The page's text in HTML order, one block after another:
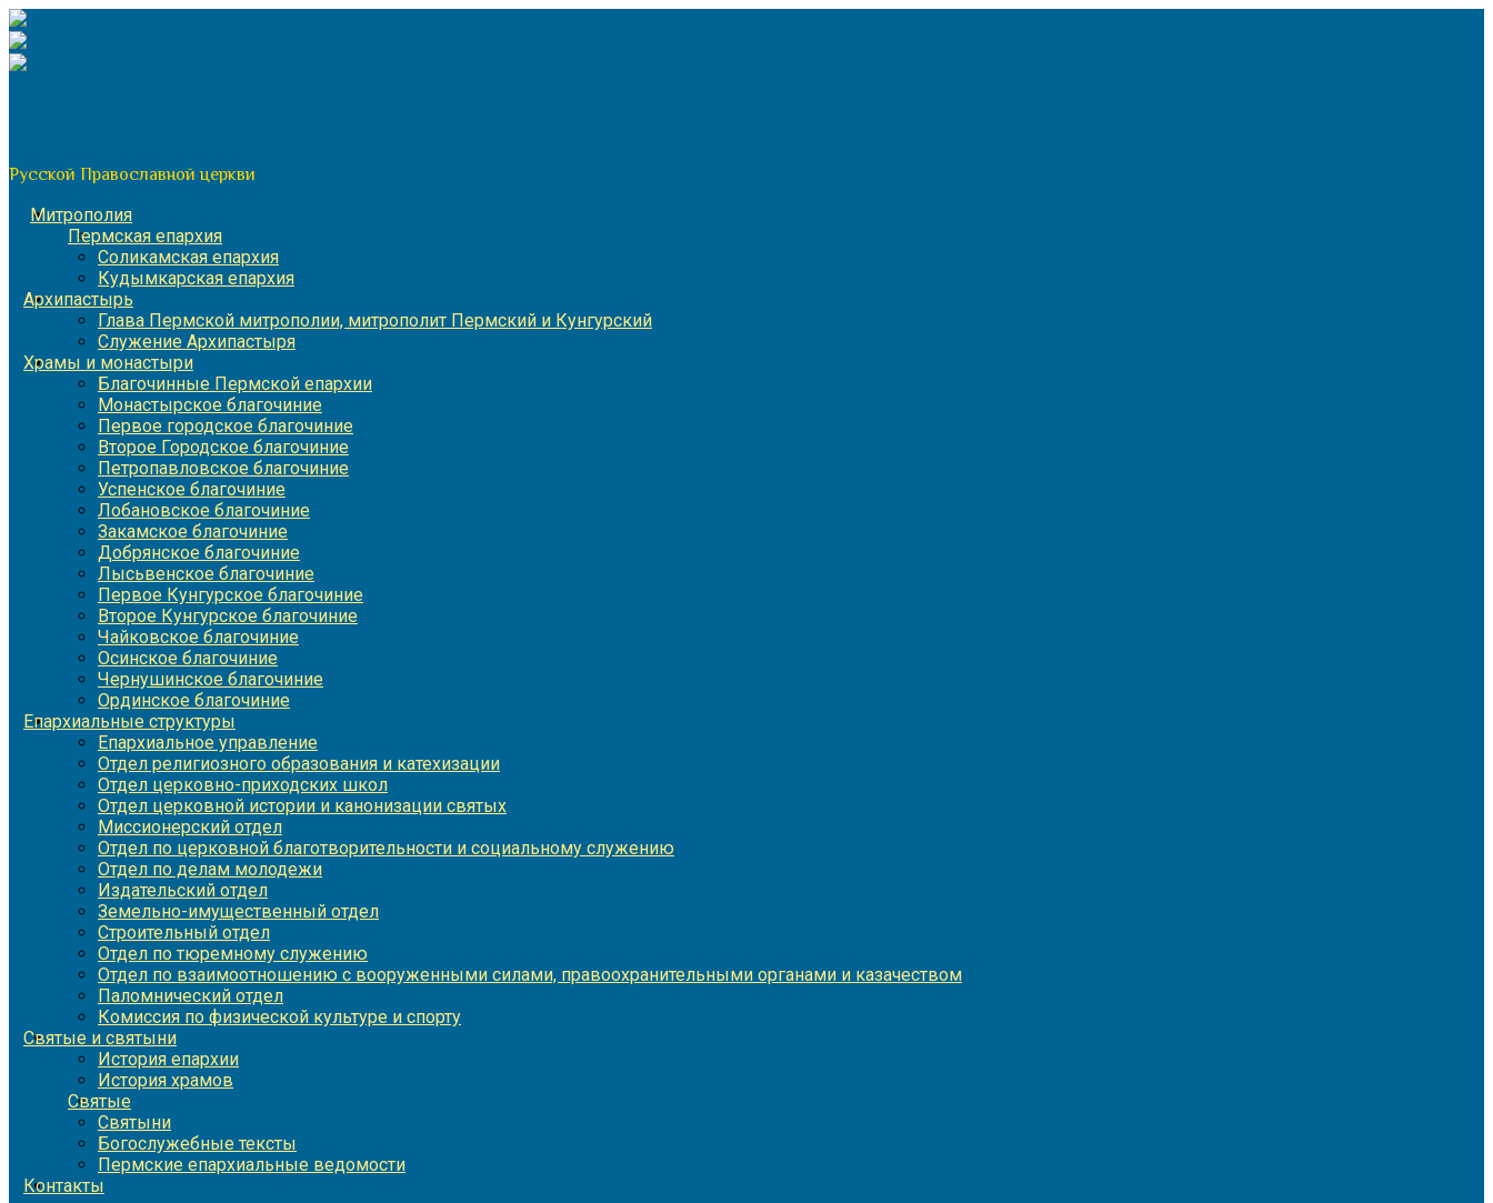
Перейти
к
содержимому
Русской Православной церкви
Митрополия
Пермская епархия
Соликамская епархия
Кудымкарская епархия
Архипастырь
Глава Пермской митрополии, митрополит Пермский и Кунгурский
Служение Архипастыря
Храмы и монастыри
Благочинные Пермской епархии
Монастырское благочиние
Первое городское благочиние
Второе Городское благочиние
Петропавловское благочиние
Успенское благочиние
Лобановское благочиние
Закамское благочиние
Добрянское благочиние
Лысьвенское благочиние
Первое Кунгурское благочиние
Второе Кунгурское благочиние
Чайковское благочиние
Осинское благочиние
Чернушинское благочиние
Ординское благочиние
Епархиальные структуры
Епархиальное управление
Отдел религиозного образования и катехизации
Отдел церковно-приходских школ
Отдел церковной истории и канонизации святых
Миссионерский отдел
Отдел по церковной благотворительности и социальному служению
Отдел по делам молодежи
Издательский отдел
Земельно-имущественный отдел
Строительный отдел
Отдел по тюремному служению
Отдел по взаимоотношению с вооруженными силами, правоохранительными органами и казачеством
Паломнический отдел
Комиссия по физической культуре и спорту
Святые и святыни
История епархии
История храмов
Святые
Святыни
Богослужебные тексты
Пермские епархиальные ведомости
Контакты